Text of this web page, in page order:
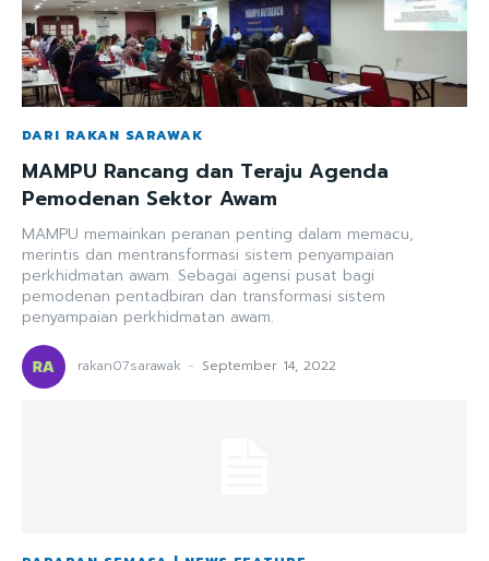
DARI RAKAN SARAWAK
MAMPU Rancang dan Teraju Agenda
Pemodenan Sektor Awam
MAMPU memainkan peranan penting dalam memacu,
merintis dan mentransformasi sistem penyampaian
perkhidmatan awam. Sebagai agensi pusat bagi
pemodenan pentadbiran dan transformasi sistem
penyampaian perkhidmatan awam.
rakan07sarawak - September 14, 2022